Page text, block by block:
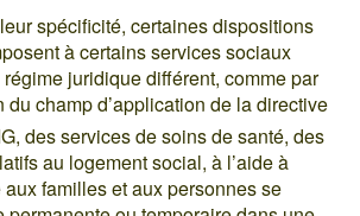
spécificité, certaines dispositions
à certains services sociaux
régime juridique différent, comme par
du champ d’application de la directive
des services de soins de santé, des
au logement social, à l’aide à
aux familles et aux personnes se